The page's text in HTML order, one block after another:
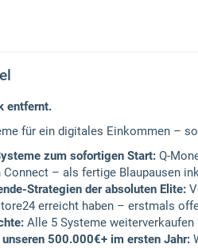
entfernt.
für ein digitales Einkommen –
zum sofortigen Start: Q-
Connect – als fertige Blaupausen
Strategien der absoluten Elite:
erreicht haben – erstmals
Alle 5 Systeme weiterverkaufen
500.000€+ im ersten Jahr: